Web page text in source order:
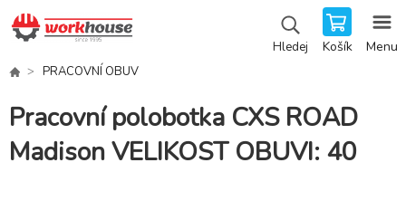
Hledej Košík Menu
PRACOVNÍ OBUV
Pracovní polobotka CXS ROAD
Madison VELIKOST OBUVI: 40